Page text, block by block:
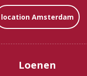
location Amsterdam
Loenen